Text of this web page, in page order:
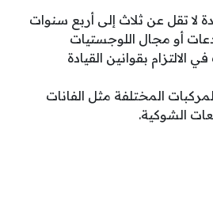
لا تقل عن ثلاث إلى أربع سنوات
أو مجال اللوجستيات
بقوانين القيادة
المختلفة مثل الفانات
الشوكية.